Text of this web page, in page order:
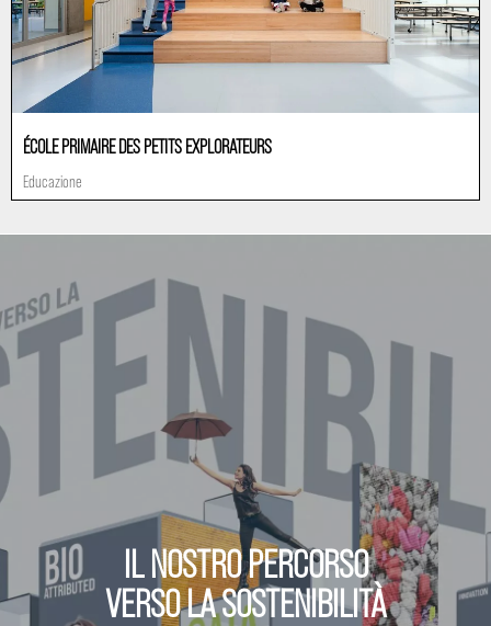
ÉCOLE PRIMAIRE DES PETITS EXPLORATEURS
Educazione
IL NOSTRO PERCORSO
VERSO LA SOSTENIBILITÀ